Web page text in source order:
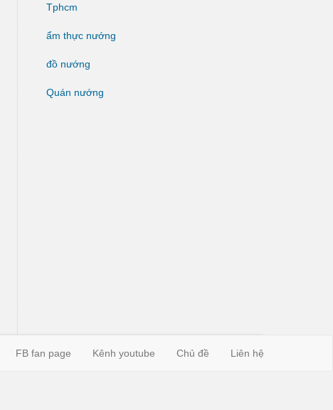
Tphcm
ẩm thực nướng
đồ nướng
Quán nướng
FB fan page Kênh youtube Chủ đề Liên hệ